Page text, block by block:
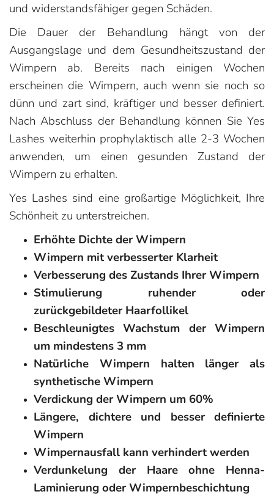
und widerstandsfähiger gegen Schäden.
Die Dauer der Behandlung hängt von der
Ausgangslage und dem Gesundheitszustand der
Wimpern ab. Bereits nach einigen Wochen
erscheinen die Wimpern, auch wenn sie noch so
dünn und zart sind, kräftiger und besser definiert.
Nach Abschluss der Behandlung können Sie Yes
Lashes weiterhin prophylaktisch alle 2-3 Wochen
anwenden, um einen gesunden Zustand der
Wimpern zu erhalten.
Yes Lashes sind eine großartige Möglichkeit, Ihre
Schönheit zu unterstreichen.
Erhöhte Dichte der Wimpern
Wimpern mit verbesserter Klarheit
Verbesserung des Zustands Ihrer Wimpern
Stimulierung ruhender oder
zurückgebildeter Haarfollikel
Beschleunigtes Wachstum der Wimpern
um mindestens 3 mm
Natürliche Wimpern halten länger als
synthetische Wimpern
Verdickung der Wimpern um 60%
Längere, dichtere und besser definierte
Wimpern
Wimpernausfall kann verhindert werden
Verdunkelung der Haare ohne Henna-
Laminierung oder Wimpernbeschichtung